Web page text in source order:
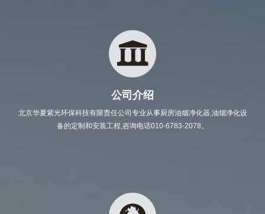
公司介绍
北京华夏紫光环保科技有限责任公司专业从事厨房油烟净化器,油烟净化设
备的定制和安装工程,咨询电话010-6783-2078。